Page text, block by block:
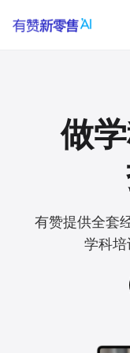
做
有赞提供全套
学科